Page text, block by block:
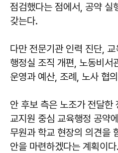
점검했다는 점에서, 공약 실
갖는다.
다만 전문기관 인력 진단,
행정실 조직 개편, 노동비서
운영과 예산, 조례, 노사 협
안 후보 측은 노조가 전달한
교지원 중심 교육행정 공약
무원과 학교 현장의 의견을
안을 마련하겠다는 계획이다.